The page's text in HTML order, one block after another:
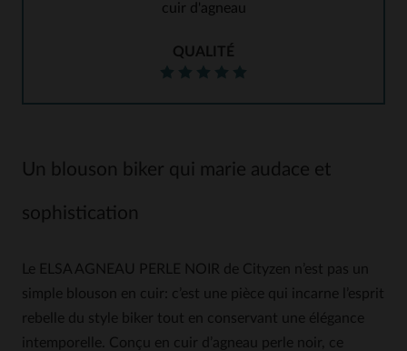
cuir d'agneau
QUALITÉ
Un blouson biker qui marie audace et
sophistication
Le ELSA AGNEAU PERLE NOIR de Cityzen n’est pas un
simple blouson en cuir: c’est une pièce qui incarne l’esprit
rebelle du style biker tout en conservant une élégance
intemporelle. Conçu en cuir d’agneau perle noir, ce